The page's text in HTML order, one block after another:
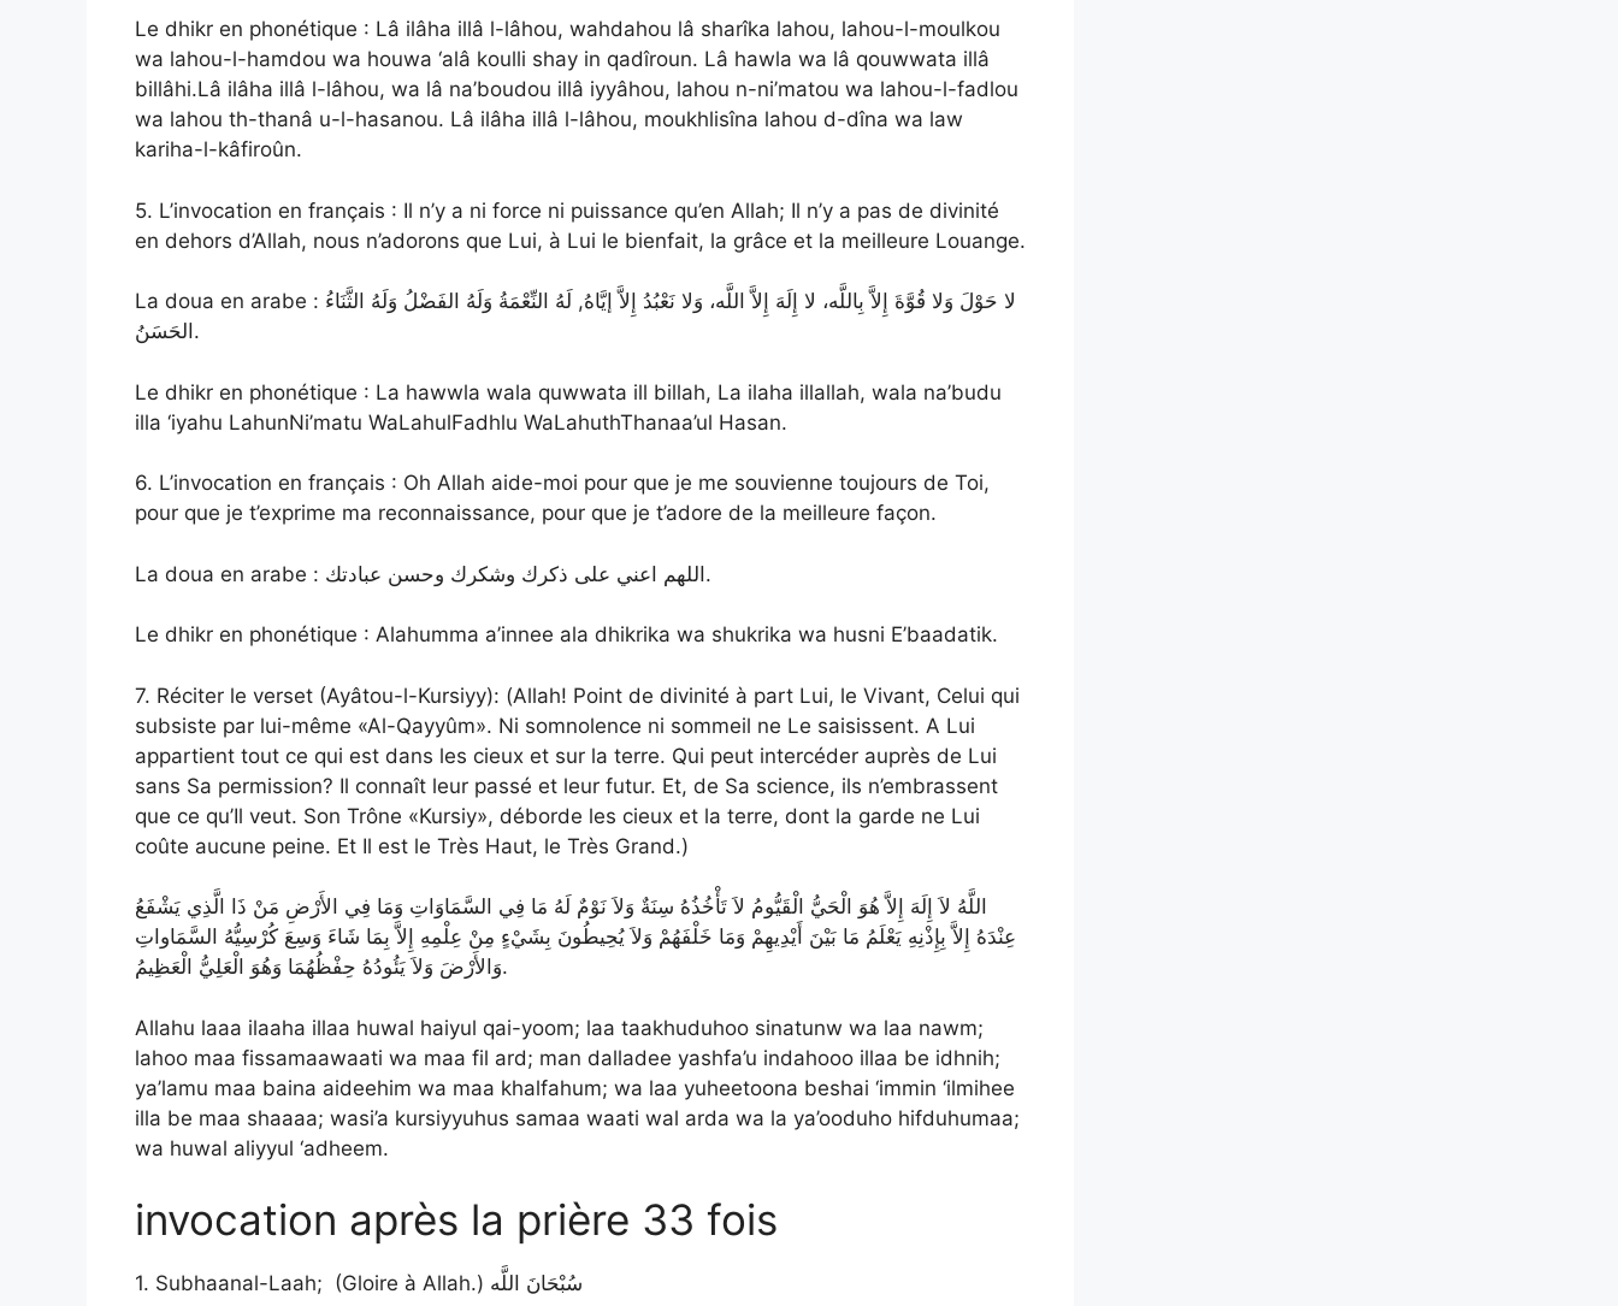
Le dhikr en phonétique : Lâ ilâha illâ l-lâhou, wahdahou lâ sharîka lahou, lahou-l-moulkou
wa lahou-l-hamdou wa houwa ‘alâ koulli shay in qadîroun. Lâ hawla wa lâ qouwwata illâ
billâhi.Lâ ilâha illâ l-lâhou, wa lâ na’boudou illâ iyyâhou, lahou n-ni’matou wa lahou-l-fadlou
wa lahou th-thanâ u-l-hasanou. Lâ ilâha illâ l-lâhou, moukhlisîna lahou d-dîna wa law
kariha-l-kâfiroûn.
5. L’invocation en français : Il n’y a ni force ni puissance qu’en Allah; Il n’y a pas de divinité
en dehors d’Allah, nous n’adorons que Lui, à Lui le bienfait, la grâce et la meilleure Louange.
La doua en arabe : لا حَوْلَ وَلا قُوَّةَ إِلاَّ بِاللَّه، لا إِلَهَ إِلاَّ اللَّه، وَلا نَعْبُدُ إِلاَّ إيَّاهُ, لَهُ النِّعْمَةُ وَلَهُ الفَضْلُ وَلَهُ الثَّنَاءُ
الحَسَنُ.
Le dhikr en phonétique : La hawwla wala quwwata ill billah, La ilaha illallah, wala na’budu
illa ‘iyahu LahunNi’matu WaLahulFadhlu WaLahuthThanaa’ul Hasan.
6. L’invocation en français : Oh Allah aide-moi pour que je me souvienne toujours de Toi,
pour que je t’exprime ma reconnaissance, pour que je t’adore de la meilleure façon.
La doua en arabe : اللهم اعني على ذكرك وشكرك وحسن عبادتك.
Le dhikr en phonétique : Alahumma a’innee ala dhikrika wa shukrika wa husni E’baadatik.
7. Réciter le verset (Ayâtou-l-Kursiyy): (Allah! Point de divinité à part Lui, le Vivant, Celui qui
subsiste par lui-même «Al-Qayyûm». Ni somnolence ni sommeil ne Le saisissent. A Lui
appartient tout ce qui est dans les cieux et sur la terre. Qui peut intercéder auprès de Lui
sans Sa permission? Il connaît leur passé et leur futur. Et, de Sa science, ils n’embrassent
que ce qu’Il veut. Son Trône «Kursiy», déborde les cieux et la terre, dont la garde ne Lui
coûte aucune peine. Et Il est le Très Haut, le Très Grand.)
اللَّهُ لاَ إِلَهَ إِلاَّ هُوَ الْحَيُّ الْقَيُّومُ لاَ تَأْخُذُهُ سِنَةٌ وَلاَ نَوْمٌ لَهُ مَا فِي السَّمَاوَاتِ وَمَا فِي الأَرْضِ مَنْ ذَا الَّذِي يَشْفَعُ
عِنْدَهُ إِلاَّ بِإِذْنِهِ يَعْلَمُ مَا بَيْنَ أَيْدِيهِمْ وَمَا خَلْفَهُمْ وَلاَ يُحِيطُونَ بِشَيْءٍ مِنْ عِلْمِهِ إِلاَّ بِمَا شَاءَ وَسِعَ كُرْسِيُّهُ السَّمَاواتِ
وَالأَرْضَ وَلاَ يَئُودُهُ حِفْظُهُمَا وَهُوَ الْعَلِيُّ الْعَظِيمُ.
Allahu laaa ilaaha illaa huwal haiyul qai-yoom; laa taakhuduhoo sinatunw wa laa nawm;
lahoo maa fissamaawaati wa maa fil ard; man dalladee yashfa’u indahooo illaa be idhnih;
ya’lamu maa baina aideehim wa maa khalfahum; wa laa yuheetoona beshai ‘immin ‘ilmihee
illa be maa shaaaa; wasi’a kursiyyuhus samaa waati wal arda wa la ya’ooduho hifduhumaa;
wa huwal aliyyul ‘adheem.
invocation après la prière 33 fois
1. Subhaanal-Laah; (Gloire à Allah.) سُبْحَانَ اللَّه